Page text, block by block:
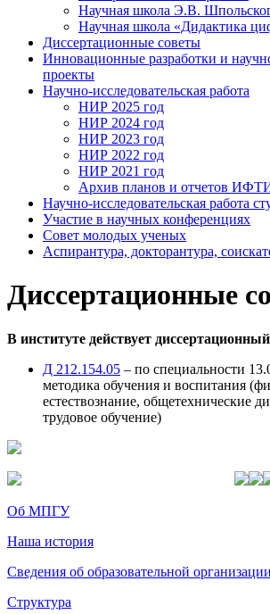
Научная школа Э.В.
Научная школа «Дидактика
Диссертационные советы
Инновационные разработки и
проекты
Научно-исследовательская работа
НИР 2025 год
НИР 2024 год
НИР 2023 год
НИР 2022 год
НИР 2021 год
Архив планов и отчетов
Научно-исследовательская работа
Участие в научных конференциях
Совет молодых ученых
Аспирантура, докторантура,
Диссертационные
В институте действует
Д 212.154.05 – по специальности
методика обучения и воспитания
естествознание, общетехнические
трудовое обучение)
Об МПГУ
Наша история
Сведения об образовательной организации
Структура